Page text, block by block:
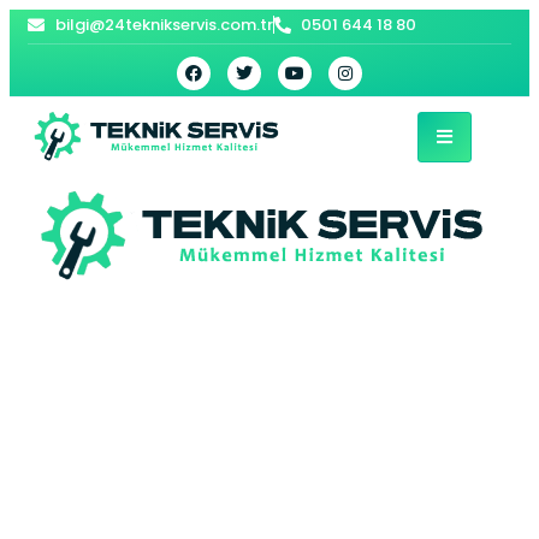
bilgi@24teknikservis.com.tr 0501 644 18 80